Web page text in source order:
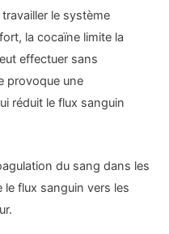
le système
la cocaïne limite la
effectuer sans
provoque une
réduit le flux sanguin
du sang dans les
le flux sanguin vers les